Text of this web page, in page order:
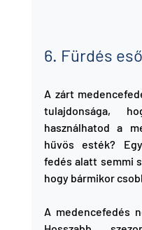
6. Fürdés
A zárt
tulajdonsága,
használhatod a
hűvös esték?
fedés alatt semmi
hogy bármikor
A medencefedés